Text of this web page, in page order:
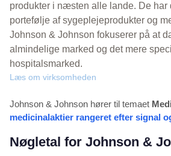
produkter i næsten alle lande. De har
portefølje af sygeplejeprodukter og
Johnson & Johnson fokuserer på at
almindelige marked og det mere
hospitalsmarked.
Læs om virksomheden
Johnson & Johnson hører til temaet
medicinalaktier rangeret efter signal
Nøgletal for Johnson &